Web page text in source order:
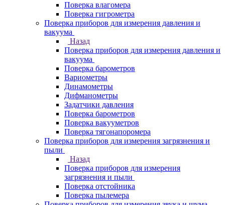
Поверка влагомера
Поверка гигрометра
Поверка приборов для измерения давления и
вакуума
Назад
Поверка приборов для измерения давления и
вакуума
Поверка барометров
Вариометры
Динамометры
Дифманометры
Задатчики давления
Поверка барометров
Поверка вакууметров
Поверка тягонапоромера
Поверка приборов для измерения загрязнения и
пыли
Назад
Поверка приборов для измерения
загрязнения и пыли
Поверка отстойника
Поверка пылемера